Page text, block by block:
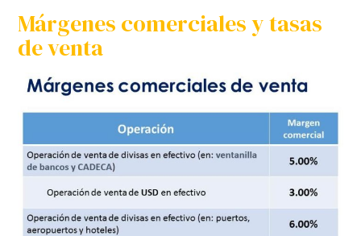
Márgenes comerciales y tasas
de venta